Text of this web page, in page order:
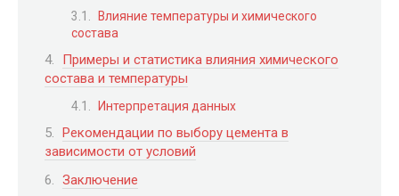
Влияние температуры и химического
состава
Примеры и статистика влияния химического
состава и температуры
Интерпретация данных
Рекомендации по выбору цемента в
зависимости от условий
Заключение